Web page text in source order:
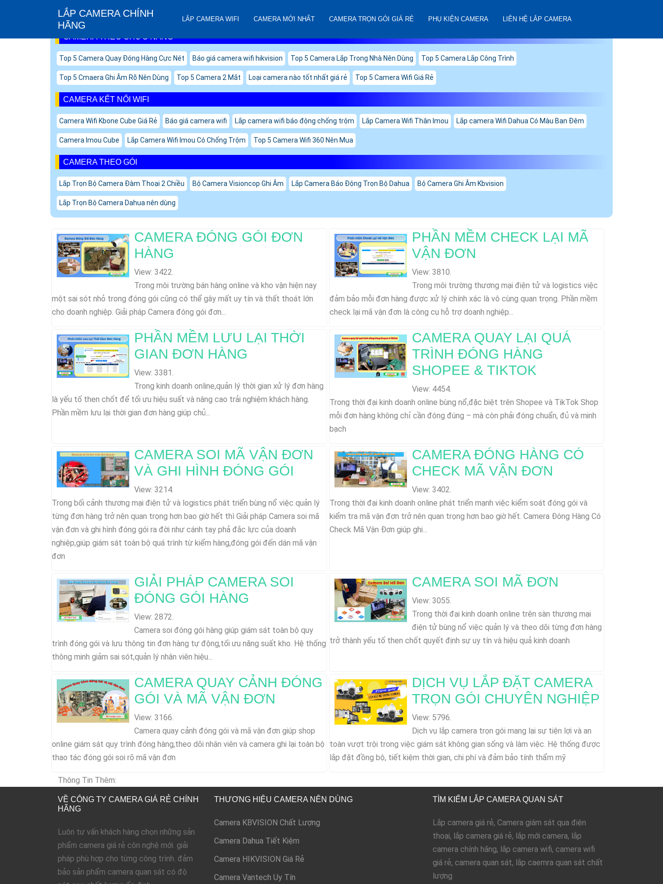
LẮP CAMERA CHÍNH
HÃNG
LẮP CAMERA WIFI CAMERA MỚI NHẤT CAMERA TRỌN GÓI GIÁ RẺ PHỤ KIỆN CAMERA LIÊN HỆ LẮP CAMERA
CAMERA THEO CHỨC NĂNG
Top 5 Camera Quay Đóng Hàng Cực Nét Báo giá camera wifi hikvision Top 5 Camera Lắp Trong Nhà Nên Dùng Top 5 Camera Lắp Công Trình
Top 5 Cmaera Ghi Âm Rõ Nên Dùng Top 5 Camera 2 Mắt Loại camera nào tốt nhất giá rẻ Top 5 Camera Wifi Giá Rẻ
CAMERA KẾT NỐI WIFI
Camera Wifi Kbone Cube Giá Rẻ Báo giá camera wifi Lắp camera wifi báo động chống trộm Lắp Camera Wifi Thân Imou Lắp camera Wifi Dahua Có Màu Ban Đêm
Camera Imou Cube Lắp Camera Wifi Imou Có Chống Trộm Top 5 Camera Wifi 360 Nên Mua
CAMERA THEO GÓI
Lắp Trọn Bộ Camera Đàm Thoại 2 Chiều Bộ Camera Visioncop Ghi Âm Lắp Camera Báo Động Trọn Bộ Dahua Bộ Camera Ghi Âm Kbvision
Lắp Trọn Bộ Camera Dahua nên dùng
CAMERA ĐÓNG GÓI ĐƠN
HÀNG
View: 3422.
Trong môi trường bán hàng online và kho vận hiện nay
một sai sót nhỏ trong đóng gói cũng có thể gây mất uy tín và thất thoát lớn
cho doanh nghiệp. Giải pháp Camera đóng gói đơn...
PHẦN MỀM CHECK LẠI MÃ
VẬN ĐƠN
View: 3810.
Trong môi trường thương mại điện tử và logistics việc
đảm bảo mỗi đơn hàng được xử lý chính xác là vô cùng quan trọng. Phần mềm
check lại mã vận đơn là công cụ hỗ trợ doanh nghiệp...
PHẦN MỀM LƯU LẠI THỜI
GIAN ĐƠN HÀNG
View: 3381.
Trong kinh doanh online,quản lý thời gian xử lý đơn hàng
là yếu tố then chốt để tối ưu hiệu suất và nâng cao trải nghiệm khách hàng.
Phần mềm lưu lại thời gian đơn hàng giúp chủ...
CAMERA QUAY LẠI QUÁ
TRÌNH ĐÓNG HÀNG
SHOPEE & TIKTOK
View: 4454.
Trong thời đại kinh doanh online bùng nổ,đặc biệt trên Shopee và TikTok Shop
mỗi đơn hàng không chỉ cần đóng đúng – mà còn phải đóng chuẩn, đủ và minh
bạch
CAMERA SOI MÃ VẬN ĐƠN
VÀ GHI HÌNH ĐÓNG GÓI
View: 3214.
Trong bối cảnh thương mại điện tử và logistics phát triển bùng nổ việc quản lý
từng đơn hàng trở nên quan trọng hơn bao giờ hết thì Giải pháp Camera soi mã
vận đơn và ghi hình đóng gói ra đời như cánh tay phả đắc lực của doanh
nghiệp,giúp giám sát toàn bộ quá trình từ kiểm hàng,đóng gói đến dán mã vận
đơn
CAMERA ĐÓNG HÀNG CÓ
CHECK MÃ VẬN ĐƠN
View: 3402.
Trong thời đại kinh doanh online phát triển mạnh việc kiểm soát đóng gói và
kiểm tra mã vận đơn trở nên quan trọng hơn bao giờ hết. Camera Đóng Hàng Có
Check Mã Vận Đơn giúp ghi...
GIẢI PHÁP CAMERA SOI
ĐÓNG GÓI HÀNG
View: 2872.
Camera soi đóng gói hàng giúp giám sát toàn bộ quy
trình đóng gói và lưu thông tin đơn hàng tự động,tối ưu năng suất kho. Hệ thống
thông minh giảm sai sót,quản lý nhân viên hiệu...
CAMERA SOI MÃ ĐƠN
View: 3055.
Trong thời đại kinh doanh online trên sàn thương mại
điện tử bùng nổ việc quản lý và theo dõi từng đơn hàng
trở thành yếu tố then chốt quyết định sự uy tín và hiệu quả kinh doanh
CAMERA QUAY CẢNH ĐÓNG
GÓI VÀ MÃ VẬN ĐƠN
View: 3166.
Camera quay cảnh đóng gói và mã vận đơn giúp shop
online giám sát quy trình đóng hàng,theo dõi nhân viên và camera ghi lại toàn bộ
thao tác đóng gói soi rõ mã vận đơn
DỊCH VỤ LẮP ĐẶT CAMERA
TRỌN GÓI CHUYÊN NGHIỆP
View: 5796.
Dịch vụ lắp camera trọn gói mang lại sự tiện lợi và an
toàn vượt trội trong việc giám sát không gian sống và làm việc. Hệ thống được
lắp đặt đồng bộ, tiết kiệm thời gian, chi phí và đảm bảo tính thẩm mỹ
Thông Tin Thêm:
VỀ CÔNG TY CAMERA GIÁ RẺ CHÍNH
HÃNG
Luôn tư vấn khách hàng chọn những sản
phẩm camera giá rẻ côn nghệ mới. giải
pháp phù hợp cho từng công trình. đảm
bảo sản phẩm camera quan sát có độ
THƯƠNG HIỆU CAMERA NÊN DÙNG
Camera KBVISION Chất Lượng
Camera Dahua Tiết Kiệm
Camera HIKVISION Giá Rẻ
Camera Vantech Uy Tín
TÌM KIẾM LẮP CAMERA QUAN SÁT
Lắp camera giá rẻ, Camera giám sát qua điện
thoại, lắp camera giá rẻ, lắp mới camera, lắp
camera chính hãng, lắp camera wifi, camera wifi
giá rẻ, camera quan sát, lắp caemra quan sát chất
lượng